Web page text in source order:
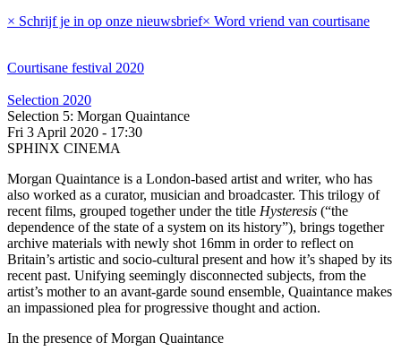
× Schrijf je in op onze nieuwsbrief× Word vriend van courtisane
Courtisane festival 2020
Selection 2020
Selection 5: Morgan Quaintance
Fri 3 April 2020 - 17:30
SPHINX CINEMA
Morgan Quaintance is a London-based artist and writer, who has
also worked as a curator, musician and broadcaster. This trilogy of
recent films, grouped together under the title Hysteresis (“the
dependence of the state of a system on its history”), brings together
archive materials with newly shot 16mm in order to reflect on
Britain’s artistic and socio-cultural present and how it’s shaped by its
recent past. Unifying seemingly disconnected subjects, from the
artist’s mother to an avant-garde sound ensemble, Quaintance makes
an impassioned plea for progressive thought and action.
In the presence of Morgan Quaintance